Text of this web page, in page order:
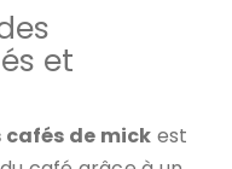
et
cafés de mick est